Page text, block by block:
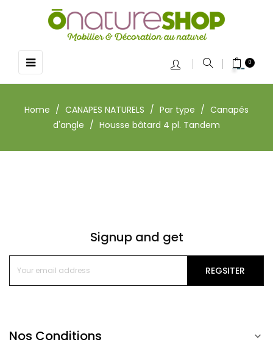
Toggle
navigation
☰ 0
Home CANAPES NATURELS Par type
Canapés
d'angle
Housse bâtard 4 pl. Tandem
Signup and get
REGSITER
Nos Conditions 